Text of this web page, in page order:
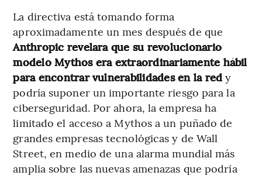
La directiva está tomando forma
aproximadamente un mes después de que
Anthropic revelara que su revolucionario
modelo Mythos era extraordinariamente hábil
para encontrar vulnerabilidades en la redy
podría suponer un importante riesgo para la
ciberseguridad. Por ahora, la empresa ha
limitado el acceso a Mythos a un puñado de
grandes empresas tecnológicas y de Wall
Street, en medio de una alarma mundial más
amplia sobre las nuevas amenazas que podría